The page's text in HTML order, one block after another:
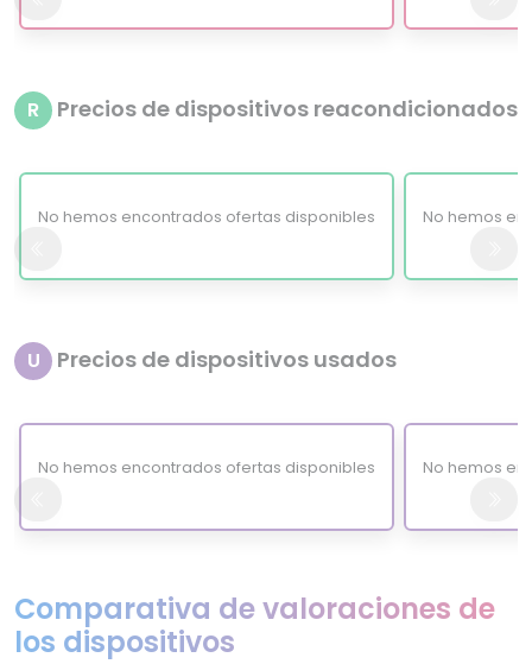
R Precios de dispositivos reacondicionados
No hemos encontrados ofertas disponibles No hemos
U Precios de dispositivos usados
No hemos encontrados ofertas disponibles No hemos
Comparativa de valoraciones de
los dispositivos